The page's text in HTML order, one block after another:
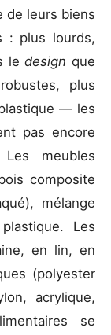
de leurs biens
: plus lourds,
ledesign que
plus
— les
pas encore
meubles
composite
mélange
Les
en lin, en
(polyester
acrylique,
se